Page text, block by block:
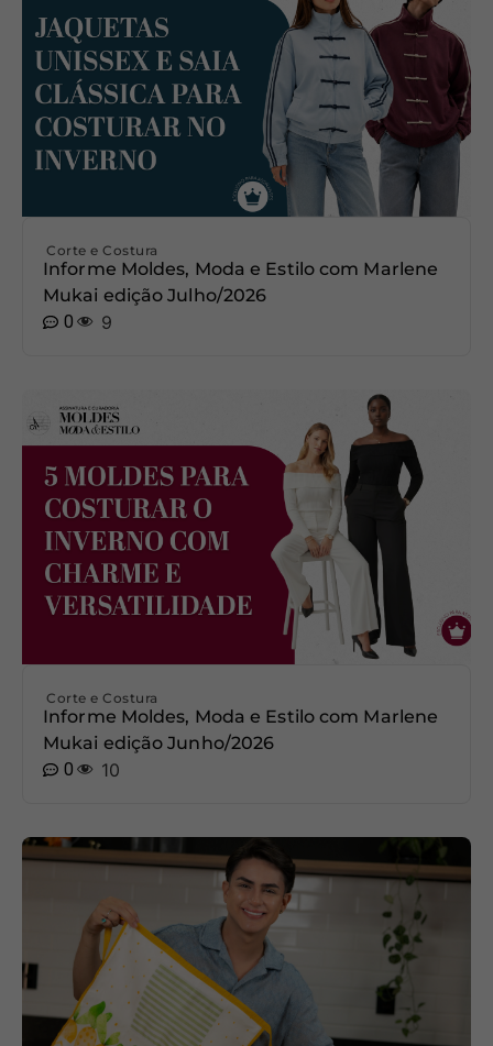
Corte e Costura
Informe Moldes, Moda e Estilo com Marlene
Mukai edição Julho/2026
0
9
Corte e Costura
Informe Moldes, Moda e Estilo com Marlene
Mukai edição Junho/2026
0
10